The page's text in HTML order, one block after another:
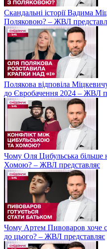
Скандальні історії Вадима
Поляковою? – ЖВЛ
Полякова відповіла
до Євробачення 2024 – ЖВЛ
Чому Оля Цибульська більше
Хомою? – ЖВЛ представляє
Чому Артем Пивоваров хоче
до цього? – ЖВЛ представляє